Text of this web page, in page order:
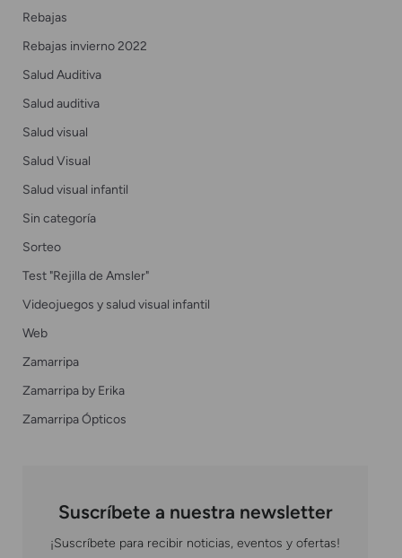
Rebajas
Rebajas invierno 2022
Salud Auditiva
Salud auditiva
Salud visual
Salud Visual
Salud visual infantil
Sin categoría
Sorteo
Test "Rejilla de Amsler"
Videojuegos y salud visual infantil
Web
Zamarripa
Zamarripa by Erika
Zamarripa Ópticos
Suscríbete a nuestra newsletter
¡Suscríbete para recibir noticias, eventos y ofertas!